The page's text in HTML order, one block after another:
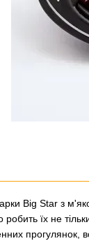
Big Star з
робить їх не
прогулянок,